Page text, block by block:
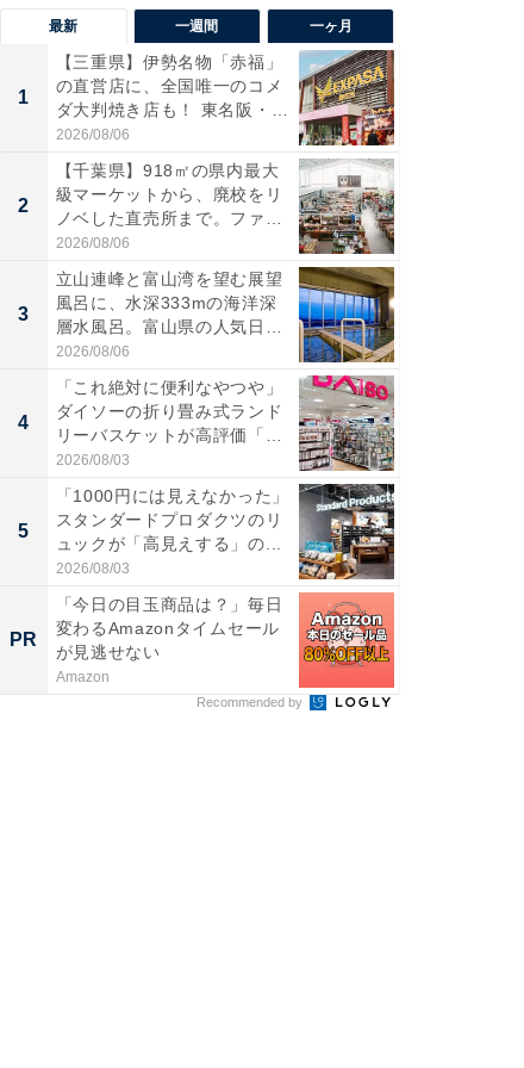
最新 一週間 一ヶ月
1
【三重県】伊勢名物「赤福」
の直営店に、全国唯一のコメ
ダ大判焼き店も！ 東名阪・
伊...
2026/08/06
2
【千葉県】918㎡の県内最大
級マーケットから、廃校をリ
ノベした直売所まで。ファ
ー...
2026/08/06
3
立山連峰と富山湾を望む展望
風呂に、水深333mの海洋深
層水風呂。富山県の人気日
帰...
2026/08/06
4
「これ絶対に便利なやつや」
ダイソーの折り畳み式ランド
リーバスケットが高評価「使
わ...
2026/08/03
5
「1000円には見えなかった」
スタンダードプロダクツのリ
ュックが「高見えする」の...
2026/08/03
PR
「今日の目玉商品は？」毎日
変わるAmazonタイムセール
が見逃せない
Amazon
Recommended by